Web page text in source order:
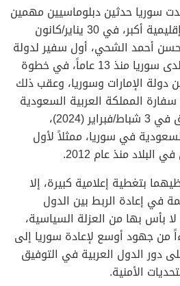
عام 2024، شهدت سوريا حدثين دبلوماسيين مهمين
يشكلان جزءاً من تحولات إقليمية أكبر، في 30 يناير/كانون
تعيين حسن أحمد الشحي، أول سفير لدولة
الإمارات العربية المتحدة لدى سوريا منذ 13 عاماً، في خطوة
الإمارات وسوريا، وعقب ذلك
سفارة المملكة العربية السعودية
عبد الله الحارث إلى دمشق في 3 شباط/فبراير (2024)،
في سوريا، ممثلاً لأول
منذ عام 2012.
بتغطية إعلامية كبيرة، إلا
في إعادة الربط بين الدول
لا بأس بها من العزلة السياسية،
من جهود أوسع لإعادة سوريا إلى
دور الدول العربية في التوفيق
الأمنية.